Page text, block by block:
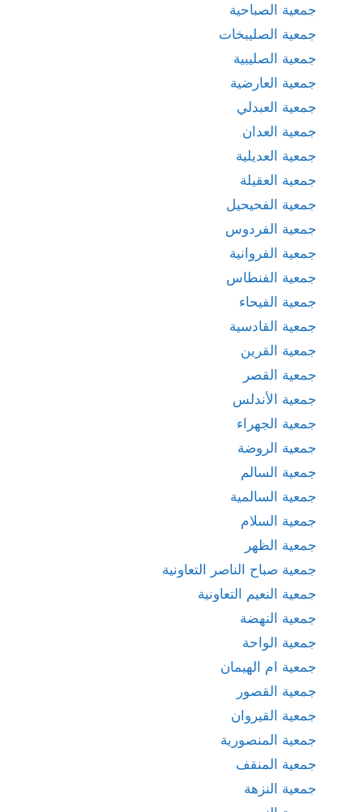
جمعية الصباحية
جمعية الصليبخات
جمعية الصليبية
جمعية العارضية
جمعية العبدلي
جمعية العدان
جمعية العديلية
جمعية العقيلة
جمعية الفحيحيل
جمعية الفردوس
جمعية الفروانية
جمعية الفنطاس
جمعية الفيحاء
جمعية القادسية
جمعية القرين
جمعية القصر
جمعية الأندلس
جمعية الجهراء
جمعية الروضة
جمعية السالم
جمعية السالمية
جمعية السلام
جمعية الظهر
جمعية صباح الناصر التعاونية
جمعية النعيم التعاونية
جمعية النهضة
جمعية الواحة
جمعية ام الهيمان
جمعية القصور
جمعية القيروان
جمعية المنصورية
جمعية المنقف
جمعية النزهة